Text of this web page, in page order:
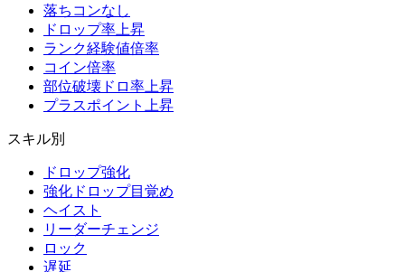
落ちコンなし
ドロップ率上昇
ランク経験値倍率
コイン倍率
部位破壊ドロ率上昇
プラスポイント上昇
スキル別
ドロップ強化
強化ドロップ目覚め
ヘイスト
リーダーチェンジ
ロック
遅延